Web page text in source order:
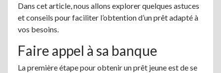
Dans cet article, nous allons explorer quelques astuces
et conseils pour faciliter l’obtention d’un prêt adapté à
vos besoins.
Faire appel à sa banque
La première étape pour obtenir un prêt jeune est de se